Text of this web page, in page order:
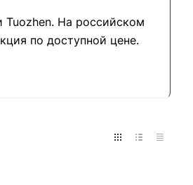
Tuozhen. На российском
по доступной цене.